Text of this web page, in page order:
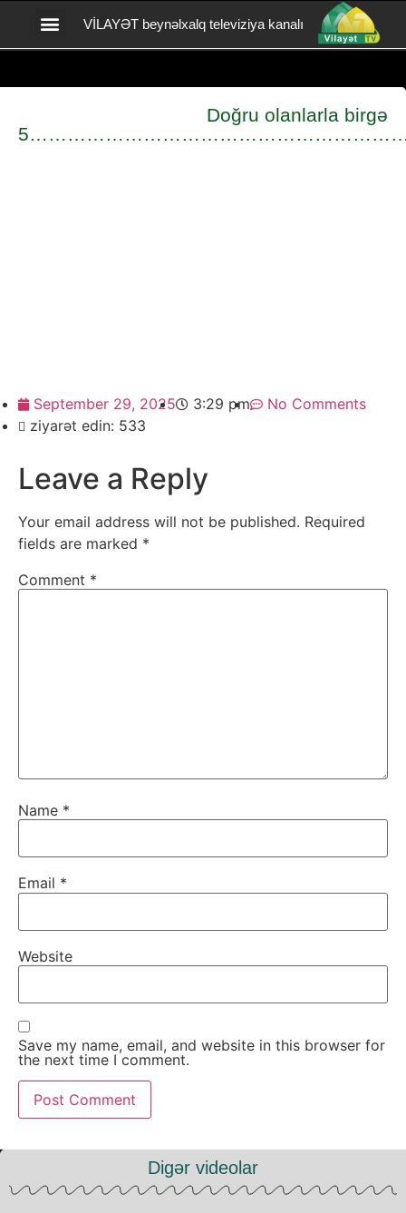
VİLAYƏT beynəlxalq televiziya kanalı
Doğru olanlarla birgə
September 29, 2025 3:29 pm
No Comments
ziyarət edin: 533
Leave a Reply
Your email address will not be published. Required
fields are marked *
Comment *
Name *
Email *
Website
Save my name, email, and website in this browser for
the next time I comment.
Digər videolar